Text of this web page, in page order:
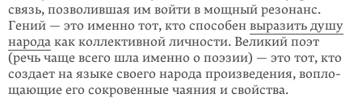
связь, позволившая им войти в мощ­ный резонанс.
Гений — это именно тот, кто способен выразить душу
на­рода как коллективной личности. Великий поэт
(речь чаще всего шла именно о поэ­зии) — это тот, кто
создает на языке своего народа произведения, вопло­
щаю­щие его сокровенные чаяния и свойства.